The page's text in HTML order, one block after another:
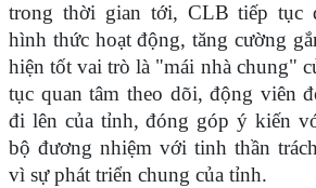
trong thời gian tới, CLB tiếp tục
hình thức hoạt động, tăng cường
hiện tốt vai trò là "mái nhà chung"
tục quan tâm theo dõi, động viên
đi lên của tỉnh, đóng góp ý kiến
bộ đương nhiệm với tinh thần
vì sự phát triển chung của tỉnh.